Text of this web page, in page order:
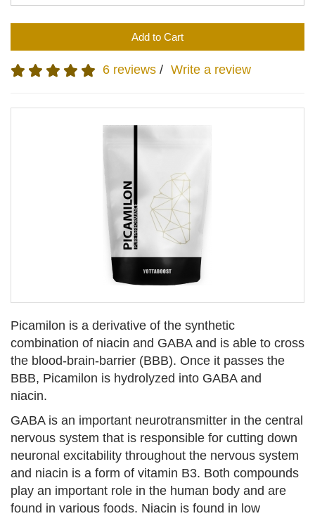
Add to Cart
6 reviews / Write a review
Picamilon is a derivative of the synthetic
combination of niacin and GABA and is able to cross
the blood-brain-barrier (BBB). Once it passes the
BBB, Picamilon is hydrolyzed into GABA and
niacin.
GABA is an important neurotransmitter in the central
nervous system that is responsible for cutting down
neuronal excitability throughout the nervous system
and niacin is a form of vitamin B3. Both compounds
play an important role in the human body and are
found in various foods. Niacin is found in low